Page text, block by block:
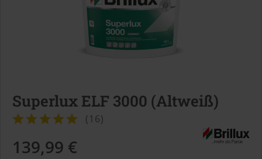
Superlux ELF 3000 (Altweiß)
(16)
139,99 €